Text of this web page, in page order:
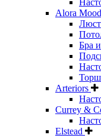
Alora Mood
Бра
Arteriors
Currey &
Elstead